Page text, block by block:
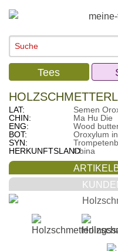
Tees
LAT:
Semen
CHIN:
Ma Hu Die
ENG:
Wood
BOT:
Oroxylum
SYN:
HERKUNFTSLAND:China